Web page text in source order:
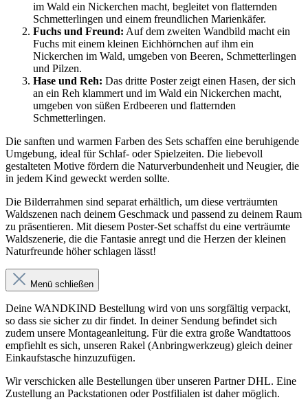
im Wald ein Nickerchen macht, begleitet von flatternden
Schmetterlingen und einem freundlichen Marienkäfer.
Fuchs und Freund: Auf dem zweiten Wandbild macht ein
Fuchs mit einem kleinen Eichhörnchen auf ihm ein
Nickerchen im Wald, umgeben von Beeren, Schmetterlingen
und Pilzen.
Hase und Reh: Das dritte Poster zeigt einen Hasen, der sich
an ein Reh klammert und im Wald ein Nickerchen macht,
umgeben von süßen Erdbeeren und flatternden
Schmetterlingen.
Die sanften und warmen Farben des Sets schaffen eine beruhigende
Umgebung, ideal für Schlaf- oder Spielzeiten. Die liebevoll
gestalteten Motive fördern die Naturverbundenheit und Neugier, die
in jedem Kind geweckt werden sollte.
Die Bilderrahmen sind separat erhältlich, um diese verträumten
Waldszenen nach deinem Geschmack und passend zu deinem Raum
zu präsentieren. Mit diesem Poster-Set schaffst du eine verträumte
Waldszenerie, die die Fantasie anregt und die Herzen der kleinen
Naturfreunde höher schlagen lässt!
Menü schließen
Deine WANDKIND Bestellung wird von uns sorgfältig verpackt,
so dass sie sicher zu dir findet. In deiner Sendung befindet sich
zudem unsere Montageanleitung. Für die extra große Wandtattoos
empfiehlt es sich, unseren Rakel (Anbringwerkzeug) gleich deiner
Einkaufstasche hinzuzufügen.
Wir verschicken alle Bestellungen über unseren Partner DHL. Eine
Zustellung an Packstationen oder Postfilialen ist daher möglich.